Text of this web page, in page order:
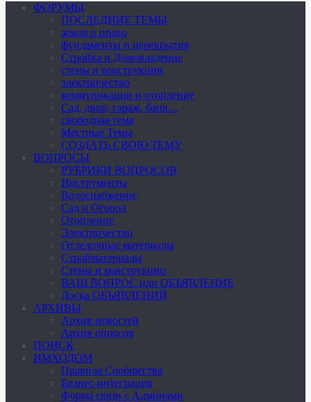
ФОРУМЫ
ПОСЛЕДНИЕ ТЕМЫ
земля и право
фундаменты и перекрытия
Стройка и Домовладение
стены и конструкции
электричество
коммуникации и отопление
Cад, двор, гараж, баня…
свободная тема
Местные Темы
СОЗДАТЬ СВОЮ ТЕМУ
ВОПРОСЫ
РУБРИКИ ВОПРОСОВ
Инструменты
Водоснабжение
Сад и Огород
Отопление
Электричество
Отделочные материалы
Стройматериалы
Стены и конструкции
ВАШ ВОПРОС или ОБЪЯВЛЕНИЕ
Доска ОБЪЯВЛЕНИЙ
АРХИВЫ
Архив новостей
Архив опросов
ПОИСК
ИМХОДОМ
Правила Сообщества
Бизнес-интеграция
Форма связи с Админами